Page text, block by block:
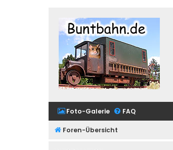
Foto-Galerie FAQ
Foren-Übersicht